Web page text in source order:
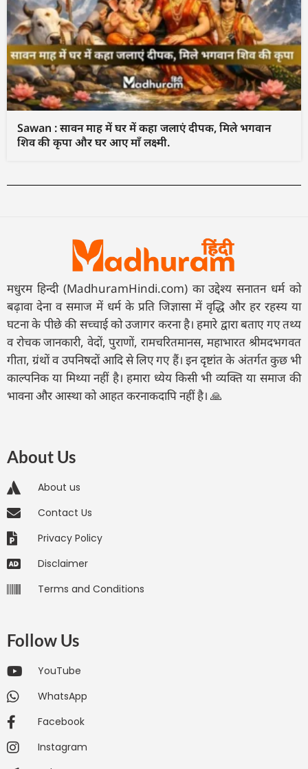
Sawan : सावन माह में घर में कहा जलाएं दीपक, मिले भगवान
शिव की कृपा और घर आए माँ लक्ष्मी.
मधुरम हिन्दी (MadhuramHindi.com) का उद्देश्य सनातन धर्म को
बढ़ावा देना व समाज में धर्म के प्रति जिज्ञासा में वृद्धि और हर रहस्य या
घटना के पीछे की सच्चाई को उजागर करना है। हमारे द्वारा बताए गए तथ्य
व रोचक जानकारी, वेदों, पुराणों, रामचरितमानस, महाभारत श्रीमदभगवत
गीता, ग्रंथों व उपनिषदों आदि से लिए गए हैं। इन दृष्टांत के अंतर्गत कुछ भी
काल्पनिक या मिथ्या नहीं है। हमारा ध्येय किसी भी व्यक्ति या समाज की
भावना और आस्था को आहत करनाकदापि नहीं है। 🙏
About Us
About us
Contact Us
Privacy Policy
Disclaimer
Terms and Conditions
Follow Us
YouTube
WhatsApp
Facebook
Instagram